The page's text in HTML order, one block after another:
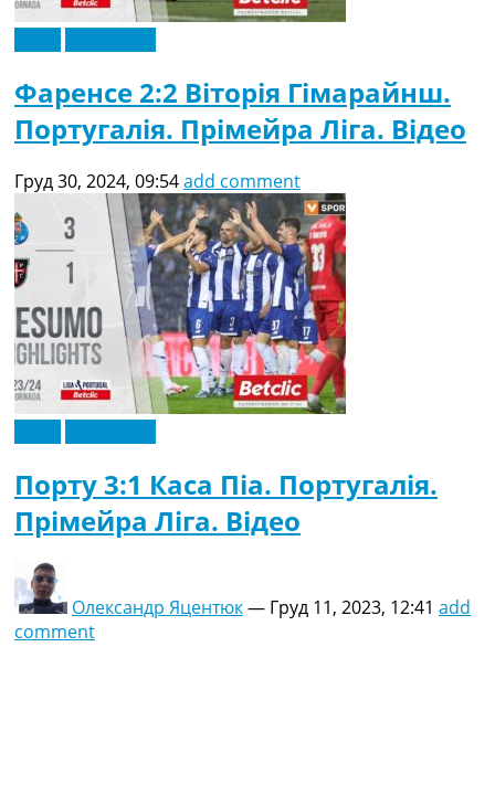
Фаренсе 2:2 Віторія Гімарайнш.
Португалія. Прімейра Ліга. Відео
Груд 30, 2024, 09:54add comment
Порту 3:1 Каса Піа. Португалія.
Прімейра Ліга. Відео
Олександр Яцентюк— Груд 11, 2023, 12:41 add
comment